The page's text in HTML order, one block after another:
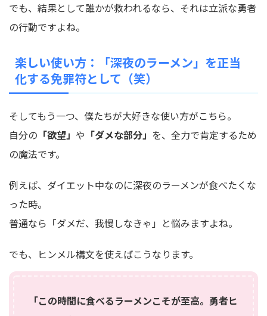
でも、結果として誰かが救われるなら、それは立派な勇者
の行動ですよね。
楽しい使い方：「深夜のラーメン」を正当
化する免罪符として（笑）
そしてもう一つ、僕たちが大好きな使い方がこちら。
自分の 「欲望」 や 「ダメな部分」 を、全力で肯定するため
の魔法です。
例えば、ダイエット中なのに深夜のラーメンが食べたくな
った時。
普通なら「ダメだ、我慢しなきゃ」と悩みますよね。
でも、ヒンメル構文を使えばこうなります。
「この時間に食べるラーメンこそが至高。勇者ヒ